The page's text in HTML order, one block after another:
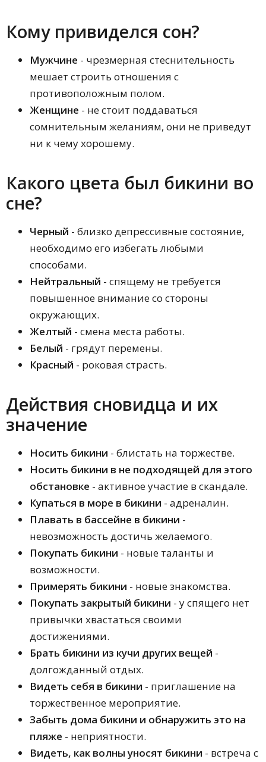
Малый Велесов сонник
Семейный сонник
Кому привиделся сон?
Мужчине - чрезмерная стеснительность
мешает строить отношения с
противоположным полом.
Женщине - не стоит поддаваться
сомнительным желаниям, они не приведут
ни к чему хорошему.
Какого цвета был бикини во
сне?
Черный - близко депрессивные состояние,
необходимо его избегать любыми
способами.
Нейтральный - спящему не требуется
повышенное внимание со стороны
окружающих.
Желтый - смена места работы.
Белый - грядут перемены.
Красный - роковая страсть.
Действия сновидца и их
значение
Носить бикини - блистать на торжестве.
Носить бикини в не подходящей для этого
обстановке - активное участие в скандале.
Купаться в море в бикини - адреналин.
Плавать в бассейне в бикини -
невозможность достичь желаемого.
Покупать бикини - новые таланты и
возможности.
Примерять бикини - новые знакомства.
Покупать закрытый бикини - у спящего нет
привычки хвастаться своими
достижениями.
Брать бикини из кучи других вещей -
долгожданный отдых.
Видеть себя в бикини - приглашение на
торжественное мероприятие.
Забыть дома бикини и обнаружить это на
пляже - неприятности.
Видеть, как волны уносят бикини - встреча с